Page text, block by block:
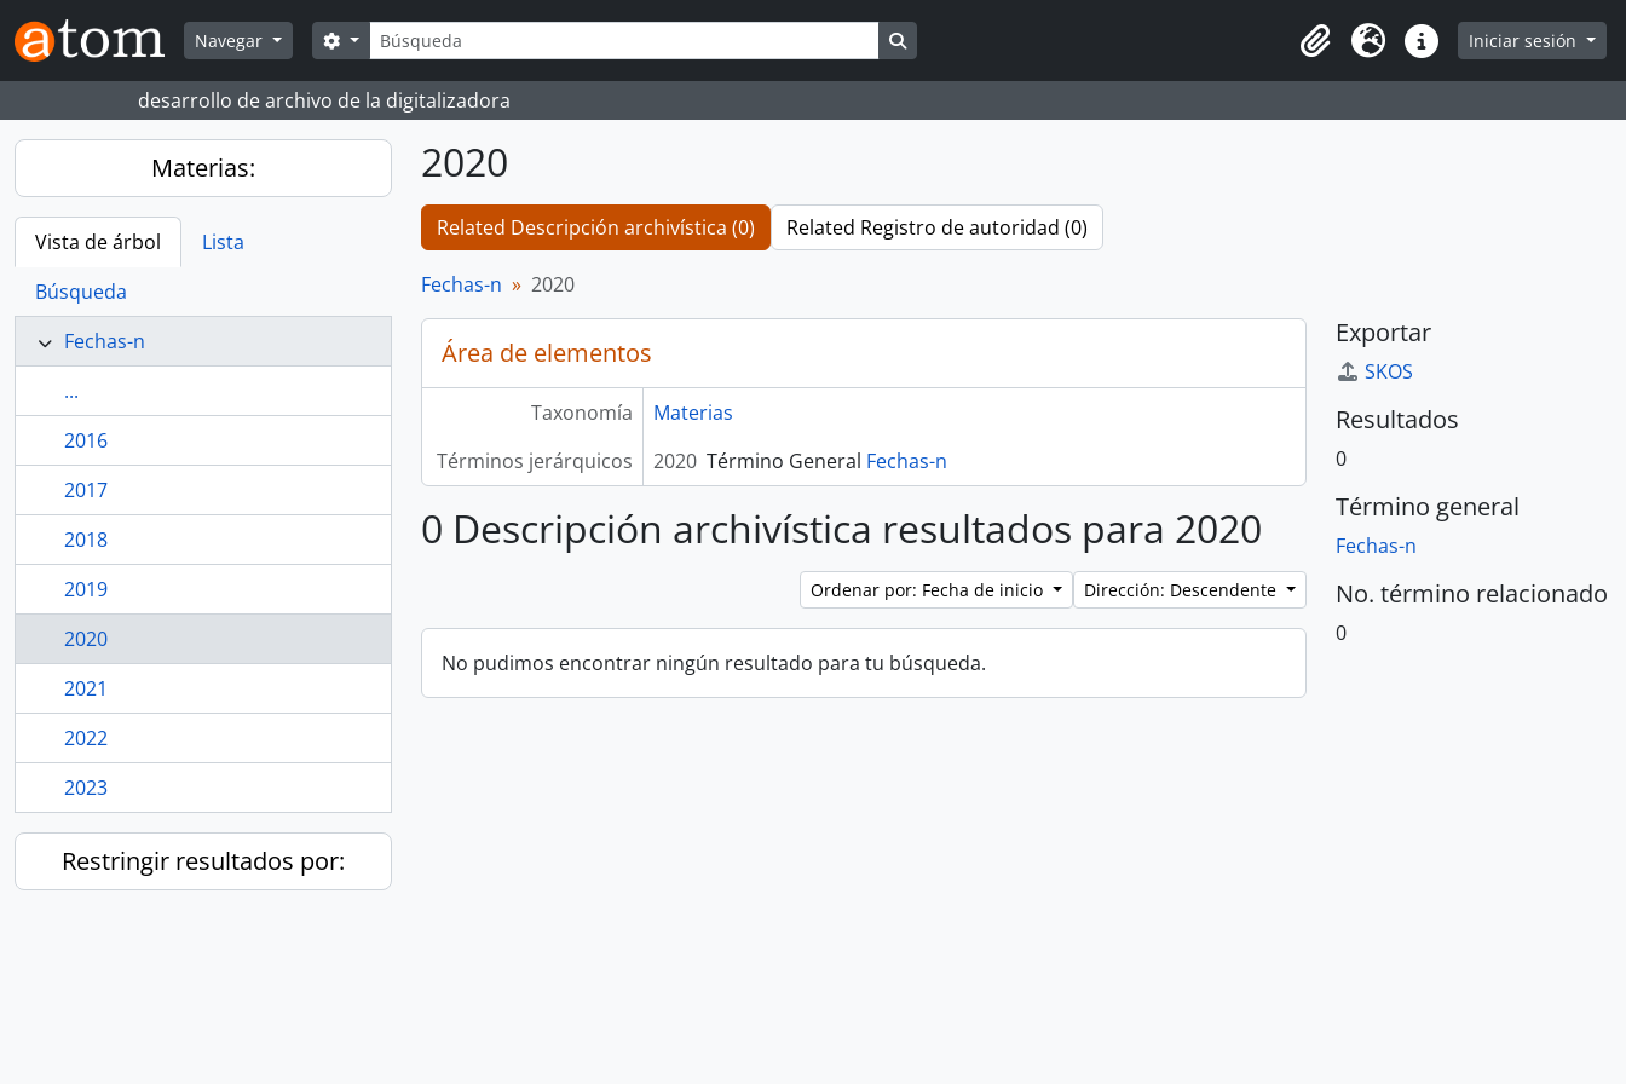
Skip to main content
Navegar
Búsqueda
Search options
Portapapeles
Idioma Enlaces rápidos
Iniciar sesión
desarrollo de archivo de la digitalizadora
Materias:
Vista de árbol
Lista
Búsqueda
Fechas-n
...
2016
2017
2018
2019
2020
2021
2022
2023
Restringir resultados por:
2020
Related Descripción archivística (0) Related Registro de autoridad (0)
Fechas-n 2020
Área de elementos
Taxonomía
Materias
Términos jerárquicos
2020 Término General Fechas-n
0 Descripción archivística resultados para 2020
Ordenar por: Fecha de inicio Dirección: Descendente
No pudimos encontrar ningún resultado para tu búsqueda.
Exportar
SKOS
Resultados
0
Término general
Fechas-n
No. término relacionado
0